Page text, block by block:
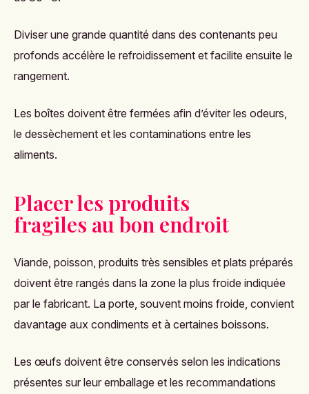
Diviser une grande quantité dans des contenants peu
profonds accélère le refroidissement et facilite ensuite le
rangement.
Les boîtes doivent être fermées afin d’éviter les odeurs,
le dessèchement et les contaminations entre les
aliments.
Placer les produits
fragiles au bon endroit
Viande, poisson, produits très sensibles et plats préparés
doivent être rangés dans la zone la plus froide indiquée
par le fabricant. La porte, souvent moins froide, convient
davantage aux condiments et à certaines boissons.
Les œufs doivent être conservés selon les indications
présentes sur leur emballage et les recommandations